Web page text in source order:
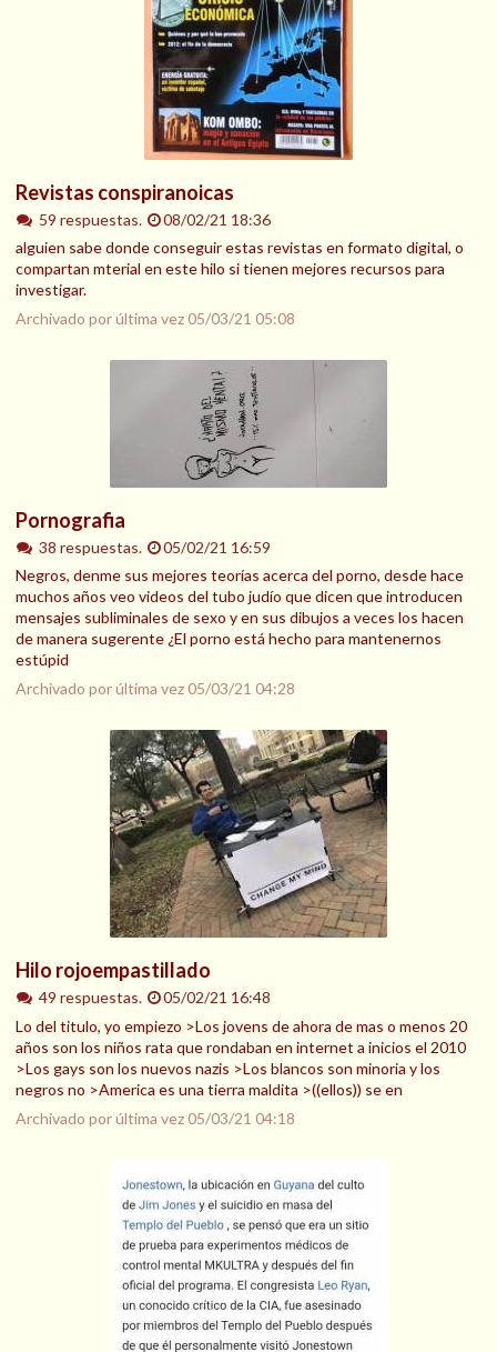
Revistas conspiranoicas
59 respuestas.
08/02/21 18:36
alguien sabe donde conseguir estas revistas en formato digital, o
compartan mterial en este hilo si tienen mejores recursos para
investigar.
Archivado por última vez05/03/21 05:08
Pornografia
38 respuestas.
05/02/21 16:59
Negros, denme sus mejores teorías acerca del porno, desde hace
muchos años veo videos del tubo judío que dicen que introducen
mensajes subliminales de sexo y en sus dibujos a veces los hacen
de manera sugerente ¿El porno está hecho para mantenernos
estúpid
Archivado por última vez05/03/21 04:28
Hilo rojoempastillado
49 respuestas.
05/02/21 16:48
Lo del titulo, yo empiezo >Los jovens de ahora de mas o menos 20
años son los niños rata que rondaban en internet a inicios el 2010
>Los gays son los nuevos nazis >Los blancos son minoria y los
negros no >America es una tierra maldita >((ellos)) se en
Archivado por última vez05/03/21 04:18